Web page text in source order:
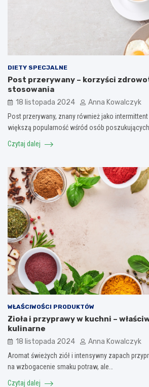
DIETY SPECJALNE
Post przerywany – korzyści
stosowania
18 listopada 2024 Anna Kowalczyk
Post przerywany, znany również jako
większą popularność wśród osób
Czytaj dalej
WŁAŚCIWOŚCI PRODUKTÓW
Zioła i przyprawy w kuchni –
kulinarne
18 listopada 2024 Anna Kowalczyk
Aromat świeżych ziół i intensywny zapach
na wzbogacenie smaku potraw, ale…
Czytaj dalej